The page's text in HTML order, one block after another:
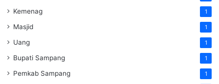
Kemenag 1
Masjid 1
Uang 1
Bupati Sampang 1
Pemkab Sampang 1